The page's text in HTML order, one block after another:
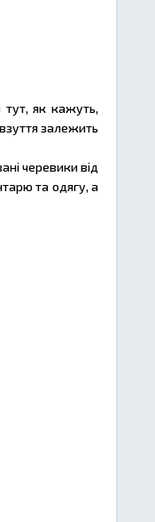
тут, як кажуть,
залежить
черевики від
та одягу, а